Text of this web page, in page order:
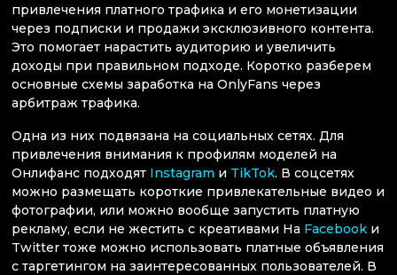
привлечения платного трафика и его монетизации
через подписки и продажи эксклюзивного контента.
Это помогает нарастить аудиторию и увеличить
доходы при правильном подходе. Коротко разберем
основные схемы заработка на OnlyFans через
арбитраж трафика.
Одна из них подвязана на социальных сетях. Для
привлечения внимания к профилям моделей на
Онлифанс подходят Instagram и TikTok. В соцсетях
можно размещать короткие привлекательные видео и
фотографии, или можно вообще запустить платную
рекламу, если не жестить с креативами На Facebook и
Twitter тоже можно использовать платные объявления
с таргетингом на заинтересованных пользователей. В